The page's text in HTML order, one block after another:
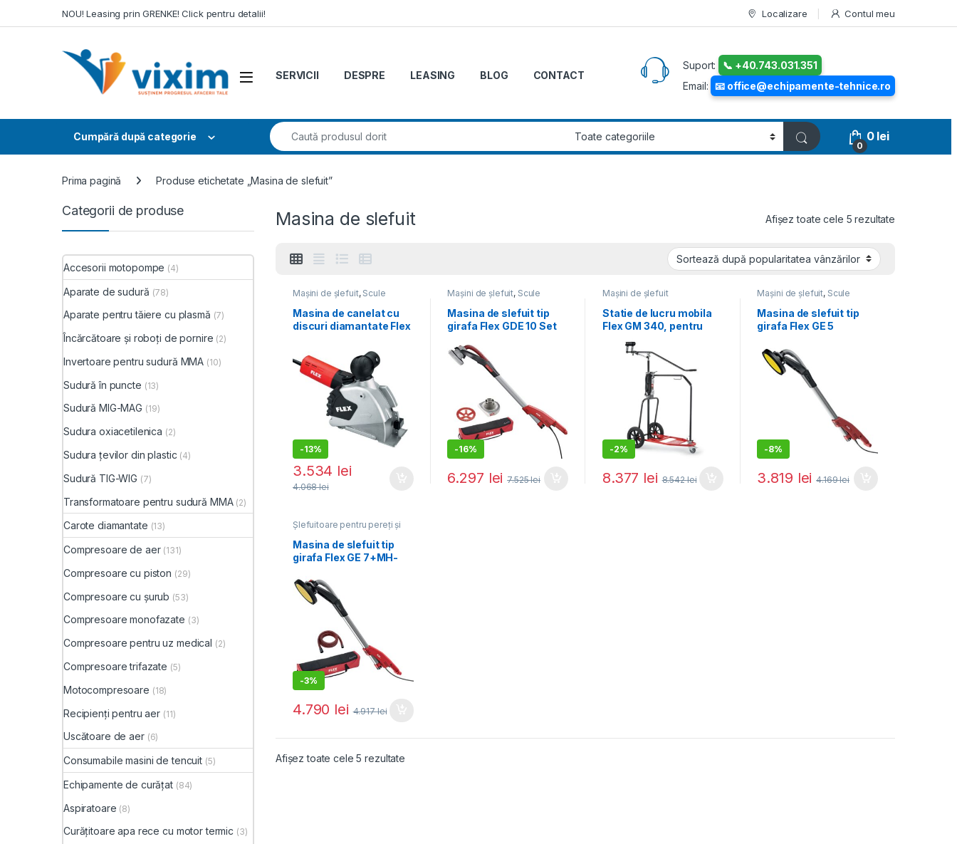
NOU! Leasing prin GRENKE! Click pentru detalii! Localizare Contul meu
SERVICII DESPRE LEASING BLOG CONTACT
Suport:
📞 +40.743.031.351
Email:
📧 office@echipamente-tehnice.ro
Cumpără după categorie
Search for:
0
0 lei
Prima pagină Produse etichetate „Masina de slefuit”
Masina de slefuit Afișez toate cele 5 rezultate
Mașini de șlefuit, Scule
electrice și pneumatice
Masina de canelat cu
discuri diamantate Flex
230/CEE, 1400 W,
adancime 0-35 mm,
latime 10-30 mm
-13%
3.534 lei
4.068lei
Mașini de șlefuit, Scule
electrice și pneumatice
Masina de slefuit tip
girafa Flex GDE 10 Set
1010 W, 150 mm
-16%
6.297 lei 7.525lei
Mașini de șlefuit
Statie de lucru mobila
Flex GM 340, pentru
masinile de slefuit tip
girafa
-2%
8.377 lei 8.542lei
Mașini de șlefuit, Scule
electrice și pneumatice
Masina de slefuit tip
girafa Flex GE 5
mm
-8%
3.819 lei 4.169lei
Șlefuitoare pentru pereți și
tavane
Utilaje pentru
construcții
Masina de slefuit tip
girafa Flex GE 7+MH-
225 mm
-3%
4.790 lei 4.917lei
Afișez toate cele 5 rezultateSortat după popularitate
Categorii de produse
Accesorii motopompe (4)
Aparate de sudură (78)
Aparate pentru tăiere cu plasmă (7)
Încărcătoare și roboți de pornire (2)
Invertoare pentru sudură MMA (10)
Sudură în puncte (13)
Sudură MIG-MAG (19)
Sudura oxiacetilenica (2)
Sudura țevilor din plastic (4)
Sudură TIG-WIG (7)
Transformatoare pentru sudură MMA (2)
Carote diamantate (13)
Compresoare de aer (131)
Compresoare cu piston (29)
Compresoare cu șurub (53)
Compresoare monofazate (3)
Compresoare pentru uz medical (2)
Compresoare trifazate (5)
Motocompresoare (18)
Recipienți pentru aer (11)
Uscătoare de aer (6)
Consumabile masini de tencuit (5)
Echipamente de curățat (84)
Aspiratoare (8)
Curățitoare apa rece cu motor termic (3)